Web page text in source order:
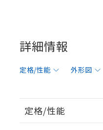
詳細情報
定格/性能 外形図
定格/性能